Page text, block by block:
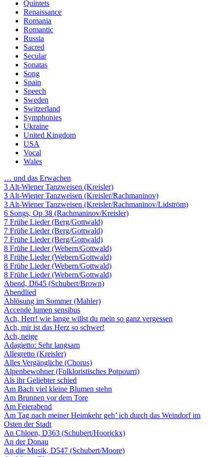
Quintets
Renaissance
Romania
Romantic
Russia
Sacred
Secular
Sonatas
Song
Spain
Speech
Sweden
Switzerland
Symphonies
Ukraine
United Kingdom
USA
Vocal
Wales
… und das Erwachen
3 Alt-Wiener Tanzweisen (Kreisler)
3 Alt-Wiener Tanzweisen (Kreisler/Rachmaninov)
3 Alt-Wiener Tanzweisen (Kreisler/Rachmaninov/Lidström)
6 Songs, Op 38 (Rachmaninov/Kreisler)
7 Frühe Lieder (Berg/Gottwald)
7 Frühe Lieder (Berg/Gottwald)
7 Frühe Lieder (Berg/Gottwald)
8 Frühe Lieder (Webern/Gottwald)
8 Frühe Lieder (Webern/Gottwald)
8 Frühe Lieder (Webern/Gottwald)
8 Frühe Lieder (Webern/Gottwald)
Abend, D645 (Schubert/Brown)
Abendlied
Ablösung im Sommer (Mahler)
Accende lumen sensibus
Ach, Herr! wie lange willst du mein so ganz vergessen
Ach, mir ist das Herz so schwer!
Ach, neige
Adagietto: Sehr langsam
Allegretto (Kreisler)
Alles Vergängliche (Chorus)
Alpenbewohner (Folkloristisches Potpourri)
Als ihr Geliebter schied
Am Bach viel kleine Blumen stehn
Am Brunnen vor dem Tore
Am Feierabend
Am Tag nach meiner Heimkehr geh’ ich durch das Weindorf im
Osten der Stadt
An Chloen, D363 (Schubert/Hoorickx)
An der Donau
An die Musik, D547 (Schubert/Moore)